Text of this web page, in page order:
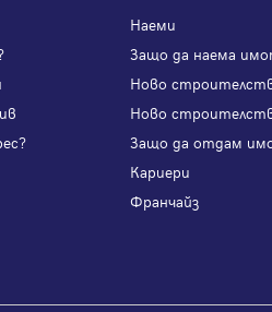
Наеми
Защо да наема
Ново
Ново
Защо да отдам
Кариери
Франчайз